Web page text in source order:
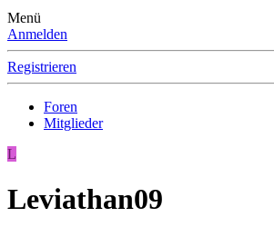
Menü
Anmelden
Registrieren
Foren
Mitglieder
L
Leviathan09